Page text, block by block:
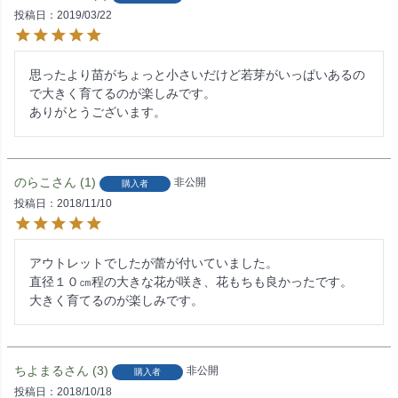
投稿日
2019/03/22
思ったより苗がちょっと小さいだけど若芽がいっぱいあるの
で大きく育てるのが楽しみです。
ありがとうございます。
のらこ 1 購入者
非公開
投稿日
2018/11/10
アウトレットでしたが蕾が付いていました。
直径１０㎝程の大きな花が咲き、花もちも良かったです。
大きく育てるのが楽しみです。
ちよまる 3 購入者
非公開
投稿日
2018/10/18